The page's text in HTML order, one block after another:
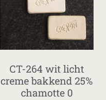
CT-264 wit licht
creme bakkend 25%
chamotte 0